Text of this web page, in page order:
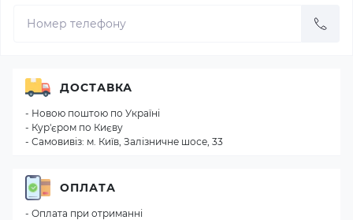
ДОСТАВКА
- Новою поштою по Україні
- Кур'єром по Києву
- Самовивіз: м. Київ, Залізничне шосе, 33
ОПЛАТА
- Оплата при отриманні